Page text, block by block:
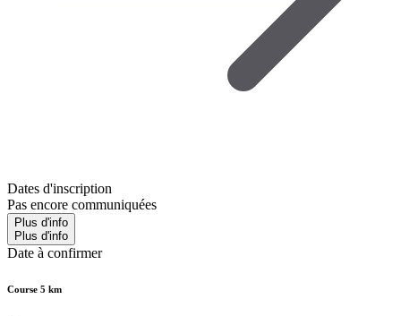
Dates d'inscription
Pas encore communiquées
Plus d'info
Plus d'info
Date à confirmer
Course 5 km